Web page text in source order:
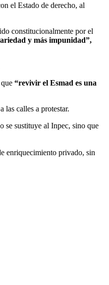
el Estado de derecho, al
constitucionalmente por el
y más impunidad”,
“revivir el Esmad es una
las calles a protestar.
se sustituye al Inpec, sino que
enriquecimiento privado, sin